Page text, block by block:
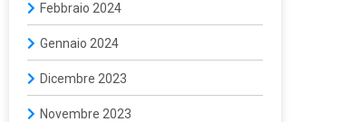
Febbraio 2024
Gennaio 2024
Dicembre 2023
Novembre 2023